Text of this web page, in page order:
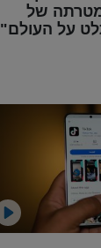
של
על העולם"